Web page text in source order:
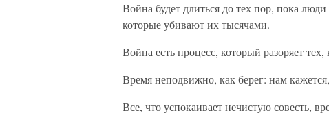
Война будет длиться до тех пор, пока
которые убивают их тысячами.
Война есть процесс, который разоряет
Время неподвижно, как берег: нам
Все, что успокаивает нечистую совесть,